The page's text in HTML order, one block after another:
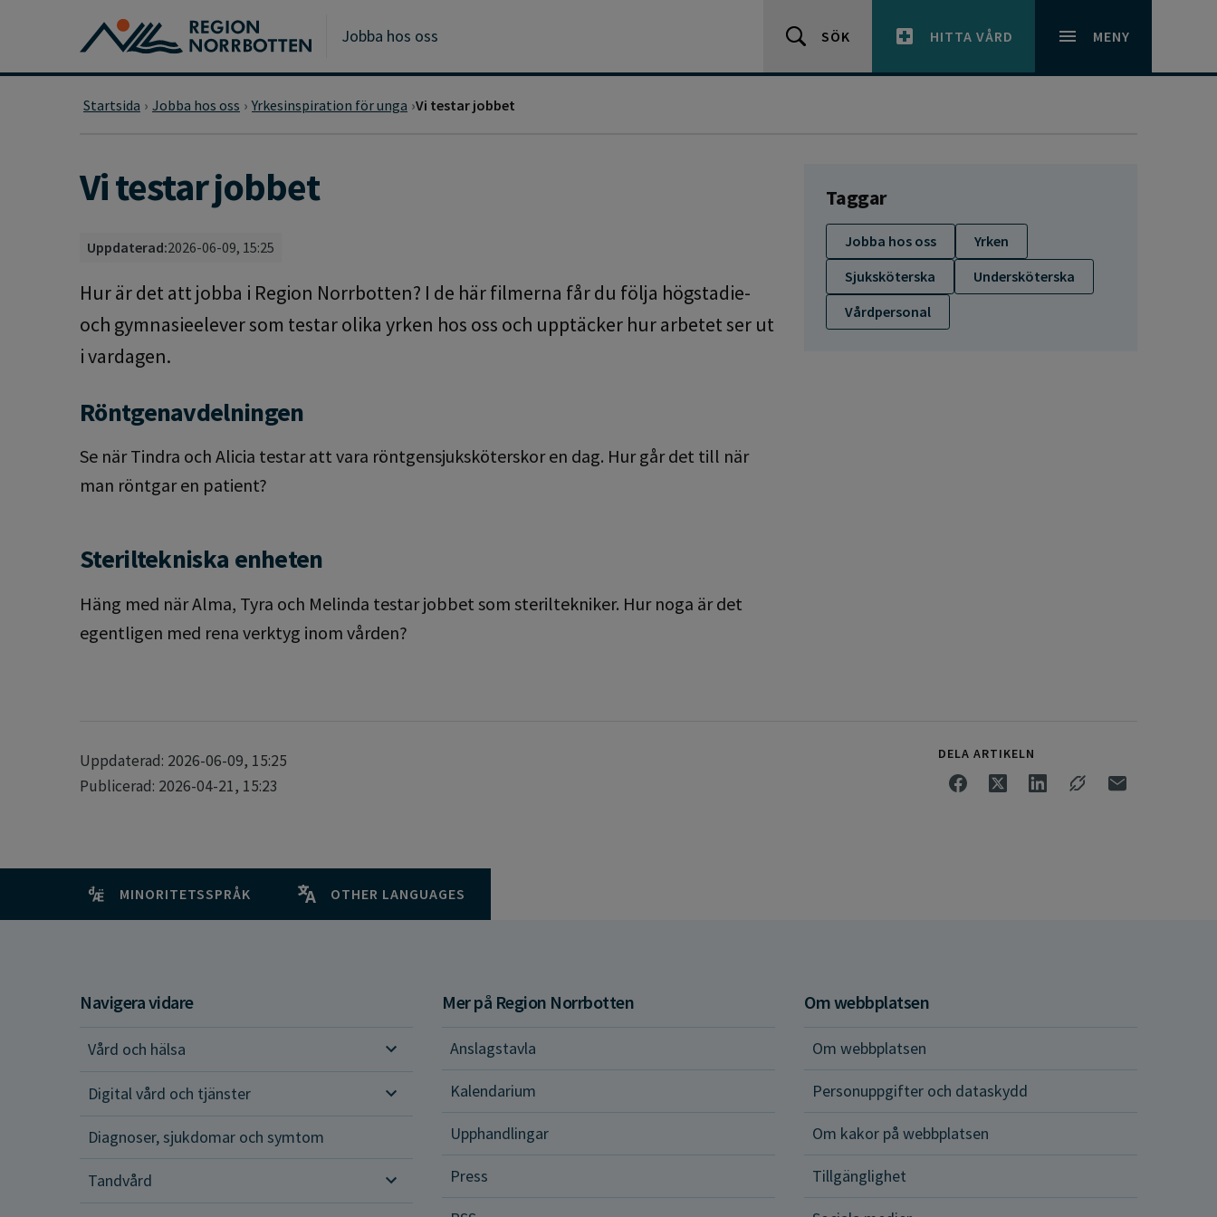
Gå till huvudmeny
Gå till övergripande innehåll
Jobba hos oss SÖK HITTA VÅRD MENY
Startsida Jobba hos oss Yrkesinspiration för unga Vi testar jobbet
Vi testar jobbet
Uppdaterad:2026-06-09, 15:25
Hur är det att jobba i Region Norrbotten? I de här filmerna får du följa högstadie-
och gymnasieelever som testar olika yrken hos oss och upptäcker hur arbetet ser ut
i vardagen.
Röntgenavdelningen
Se när Tindra och Alicia testar att vara röntgensjuksköterskor en dag. Hur går det till när
man röntgar en patient?
Steriltekniska enheten
Häng med när Alma, Tyra och Melinda testar jobbet som steriltekniker. Hur noga är det
egentligen med rena verktyg inom vården?
Taggar
Jobba hos oss
Yrken
Sjuksköterska
Undersköterska
Vårdpersonal
Uppdaterad: 2026-06-09, 15:25
Publicerad: 2026-04-21, 15:23
DELA ARTIKELN
MINORITETSSPRÅK OTHER LANGUAGES
Navigera vidare
Vård och hälsa
Vård och hälsa
Digital vård och tjänster
Diagnoser, sjukdomar och symtom
Tandvård
Mer på Region Norrbotten
Anslagstavla
Kalendarium
Upphandlingar
Press
Om webbplatsen
Om webbplatsen
Personuppgifter och dataskydd
Om kakor på webbplatsen
Tillgänglighet